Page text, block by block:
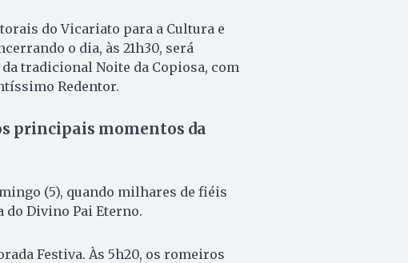
do Vicariato para a Cultura e
o dia, às 21h30, será
tradicional Noite da Copiosa, com
Redentor.
principais momentos da
(5), quando milhares de fiéis
do Divino Pai Eterno.
Festiva. Às 5h20, os romeiros